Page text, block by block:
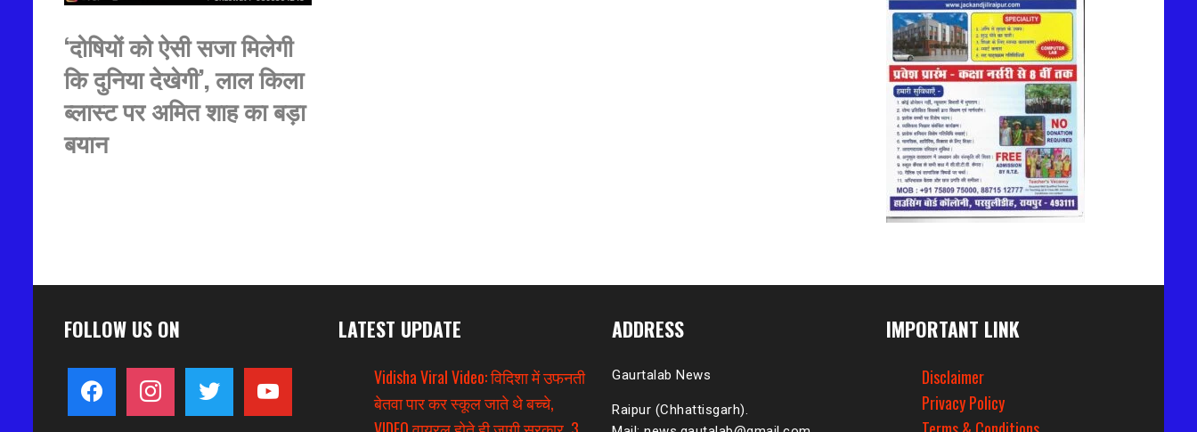
‘दोषियों को ऐसी सजा मिलेगी
कि दुनिया देखेगी’, लाल किला
ब्लास्ट पर अमित शाह का बड़ा
बयान
FOLLOW US ON
facebook instagram twitter youtube
LATEST UPDATE
Vidisha Viral Video: विदिशा में उफनती
बेतवा पार कर स्कूल जाते थे बच्चे,
ADDRESS
Gaurtalab News
Raipur (Chhattisgarh).
IMPORTANT LINK
Disclaimer
Privacy Policy